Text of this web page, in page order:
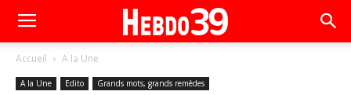
Accueil A la Une
A la Une Edito Grands mots, grands remèdes